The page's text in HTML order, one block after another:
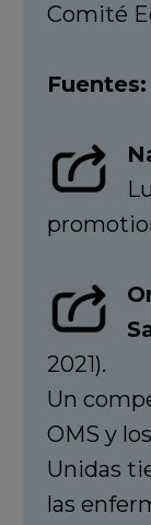
Comité
Fuentes:
2021).
Un
OMS y
Unidas
las